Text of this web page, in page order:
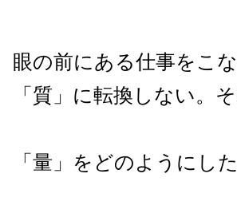
眼の前にある仕事をこ
「質」に転換しない。
「量」をどのようにし